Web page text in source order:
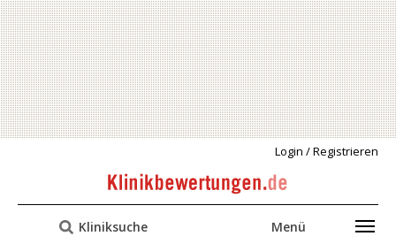
Login / Registrieren
Kliniksuche Menü